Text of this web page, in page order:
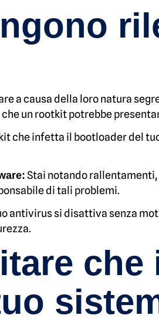
a causa della loro natura
un rootkit potrebbe
che infetta il bootloader del
Stai notando
di tali problemi.
antivirus si disattiva senza